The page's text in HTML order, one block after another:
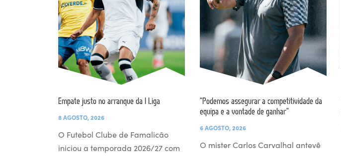
Empate justo no arranque da I Liga
8 AGOSTO, 2026
O Futebol Clube de Famalicão
iniciou a temporada 2026/27 com
“Podemos assegurar a competitividade da
equipa e a vontade de ganhar”
6 AGOSTO, 2026
O mister Carlos Carvalhal antevê